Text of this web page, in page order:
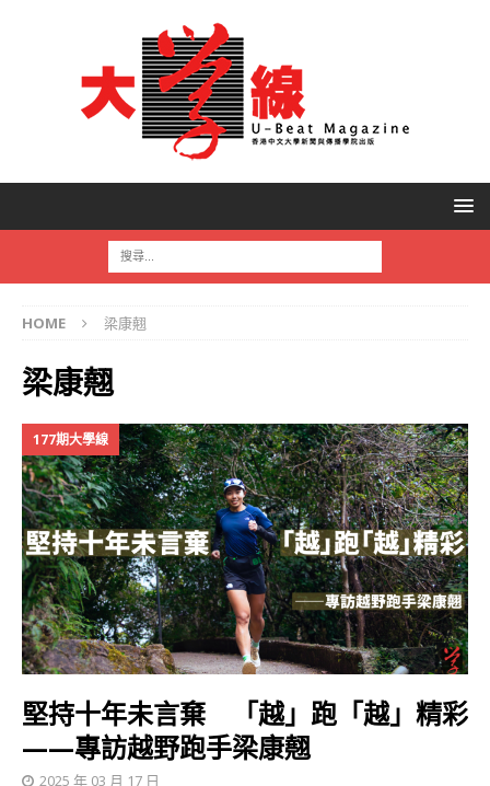
HOME 梁康翹
梁康翹
177期大學線
堅持十年未言棄 「越」跑「越」精彩
——專訪越野跑手梁康翹
2025 年 03 月 17 日